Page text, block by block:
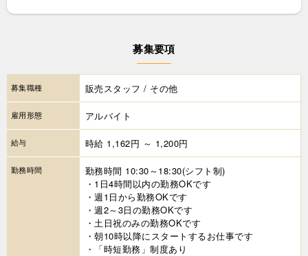
募集要項
募集職種 販売スタッフ / その他
雇用形態 アルバイト
給与 時給 1,162円 ～ 1,200円
勤務時間
勤務時間 10:30～18:30(シフト制)
・1日4時間以内の勤務OKです
・週1日から勤務OKです
・週2～3日の勤務OKです
・土日祝のみの勤務OKです
・朝10時以降にスタートするお仕事です
・「時短勤務」制度あり